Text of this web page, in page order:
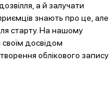
а й залучати
знають про це, але
старту. На нашому
своїм досвідом
облікового запису